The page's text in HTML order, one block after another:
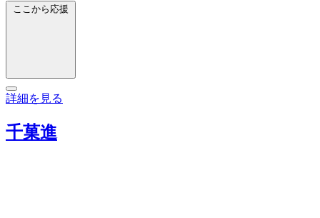
ここから応援
詳細を見る
千菓進